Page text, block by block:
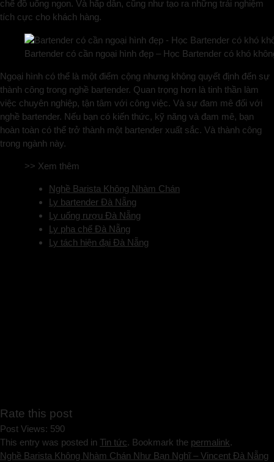
chế đồ uống ngon. Và hấp dẫn, cũng như tạo ra những trải nghiệm
tích cực cho khách hàng.
Bartender có cần ngoại hình đẹp – Học Bartender có khó
Ngoại hình có thể là một điểm cộng nhưng không quyết định đến sự
thành công trong nghề bartender. Quan trọng hơn là tinh thần làm
việc chuyên nghiệp, tận tâm với công việc. Và sự đam mê đối với
nghề bartender. Nếu bạn có kiến thức, kỹ năng và đam mê, bạn
hoàn toàn có thể trở thành một bartender xuất sắc. Và thành công
trong ngành này.
>> Xem thêm
Nghề Barista Không Nhàm Chán
Ly bartender Đà Nẵng
Ly uống rượu Đà Nẵng
Ly pha chế Đà Nẵng
Ly tách hiện đại Đà Nẵng
Rate this post
Post Views: 590
This entry was posted in Tin tức. Bookmark the permalink.
Nghề Barista Không Nhàm Chán Như Bạn Nghĩ – Vincent Đà Nẵng